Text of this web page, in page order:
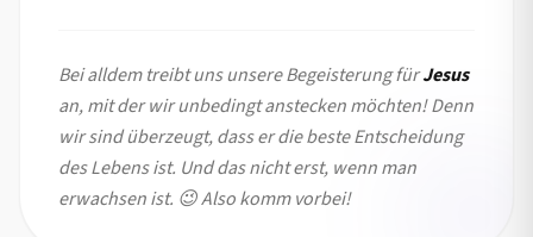
Bei alldem treibt uns unsere Begeisterung fürJesus
an, mit der wir unbedingt anstecken möchten! Denn
wir sind überzeugt, dass er die beste Entscheidung
des Lebens ist. Und das nicht erst, wenn man
erwachsen ist. 😉 Also komm vorbei!